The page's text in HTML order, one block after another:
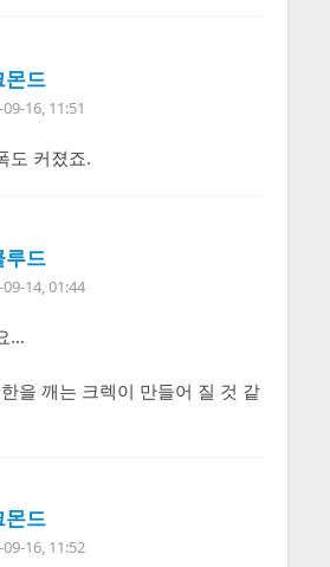
몬드
16, 11:51
도 커졌죠.
루드
14, 01:44
…
을 깨는 크렉이 만들어 질 것 같
몬드
16, 11:52